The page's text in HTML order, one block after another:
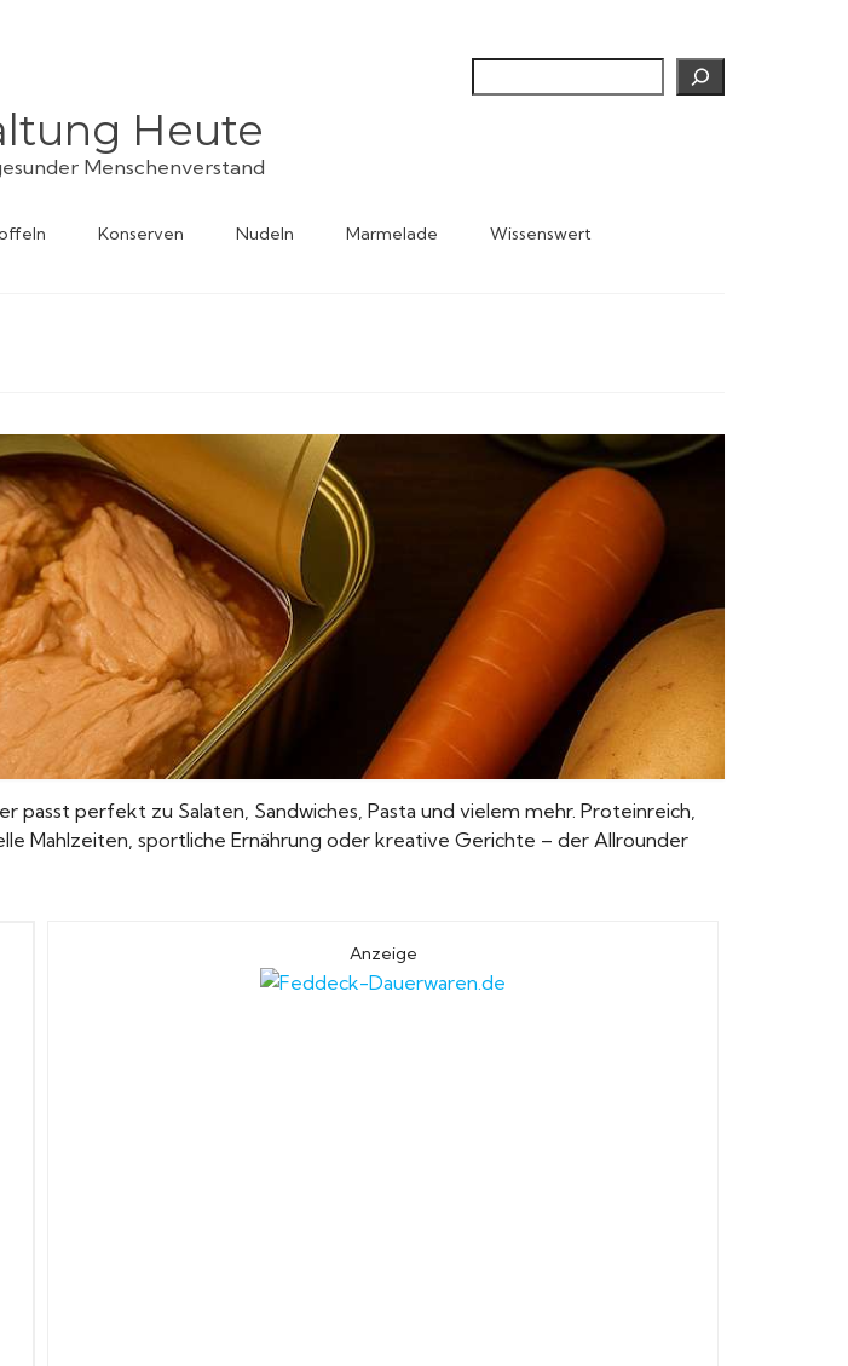
Heute
Menschenverstand
Konserven Nudeln Marmelade Wissenswert
passt perfekt zu Salaten, Sandwiches, Pasta und vielem mehr. Proteinreich,
Mahlzeiten, sportliche Ernährung oder kreative Gerichte – der Allrounder
Anzeige